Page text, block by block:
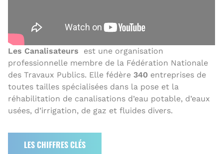
Les Canalisateurs
est une organisation
professionnelle membre de la Fédération Nationale
des Travaux Publics. Elle fédère 340 entreprises de
toutes tailles spécialisées dans la pose et la
réhabilitation de canalisations d’eau potable, d’eaux
usées, d’irrigation, de gaz et fluides divers.
LES CHIFFRES CLÉS